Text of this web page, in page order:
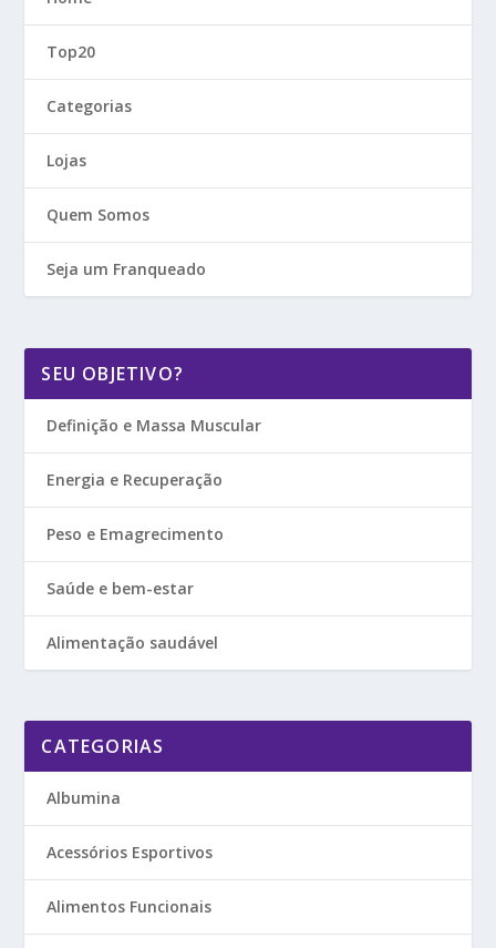
Top20
Categorias
Lojas
Quem Somos
Seja um Franqueado
SEU OBJETIVO?
Definição e Massa Muscular
Energia e Recuperação
Peso e Emagrecimento
Saúde e bem-estar
Alimentação saudável
CATEGORIAS
Albumina
Acessórios Esportivos
Alimentos Funcionais